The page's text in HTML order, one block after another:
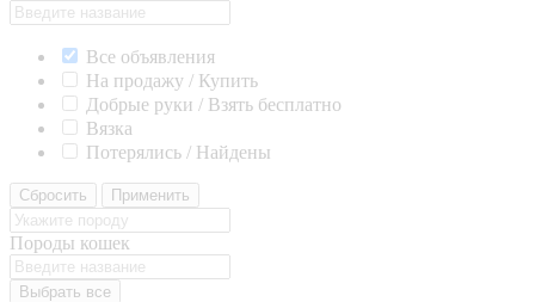
Все объявления
На продажу / Купить
Добрые руки / Взять бесплатно
Вязка
Потерялись / Найдены
Сбросить Применить
Породы кошек
Выбрать все